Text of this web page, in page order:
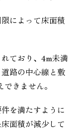
によって床面積
ており、4m未満
路の中心線と敷
きません。
を満たすように
面積が減少して